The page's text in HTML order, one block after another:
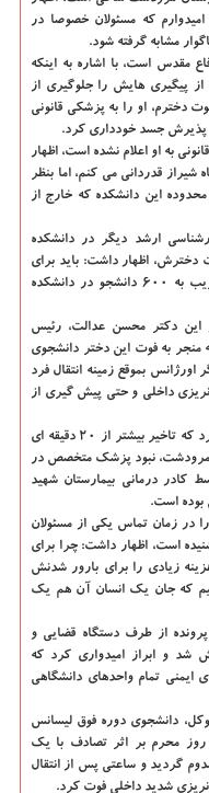
كه مسئولان خصوصا در
مشابه گرفته شود.
مقدس است، با اشاره به اینكه
پیگیری هایش را جلوگیری از
دخترم، او را به پزشكی قانونی
پذیرش جسد خودداری كرد.
به او اعلام نشده است، اظهار
قدردانی می كنم، اما بنظر
این دانشكده كه خارج از
ارشد دیگر در دانشكده
ساعت پس از فوت دخترش، اظهار داشت: باید برای
تكرار نشدن چنین فجایعی، كاری كرد؛ هنوز قریب به ۶۰۰ دانشجو در دانشكده
این دكتر محسن عدالت، رئیس
به فوت این دختر دانشجوی
بموقع زمینه انتقال فرد
داخلی و حتی پیش گیری از
علی توكل، پدر دانشجوی فوت شده نیز اصرار كرد كه تاخیر بیشتر از ۲۰ دقیقه ای
مرودشت، نبود پزشك متخصص در
كادر درمانی بیمارستان شهید
است.
در زمان تماس یكی از مسئولان
است، اظهار داشت: چرا برای
زیادی را برای بارور شدنش
كه جان یك انسان آن هم یك
از طرف دستگاه قضایی و
شد و ابراز امیدواری كرد كه
ایمنی تمام واحدهای دانشگاهی
دانشجوی دوره فوق لیسانس
روز محرم بر اثر تصادف با یك
گردید و ساعتی پس از انتقال
شدید داخلی فوت كرد.